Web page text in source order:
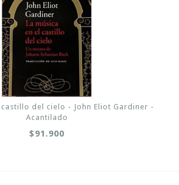
castillo del cielo - John Eliot Gardiner -
Acantilado
$91.900